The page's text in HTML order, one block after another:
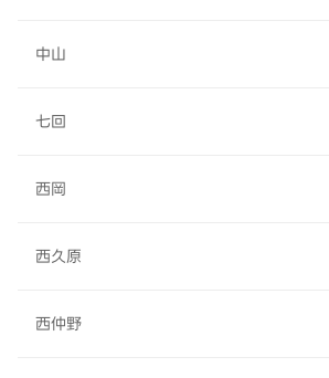
中山
七回
西岡
西久原
西仲野